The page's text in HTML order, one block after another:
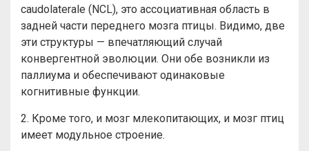
caudolaterale (NCL), это ассоциативная область в
задней части переднего мозга птицы. Видимо, две
эти структуры — впечатляющий случай
конвергентной эволюции. Они обе возникли из
паллиума и обеспечивают одинаковые
когнитивные функции.
2. Кроме того, и мозг млекопитающих, и мозг птиц
имеет модульное строение.